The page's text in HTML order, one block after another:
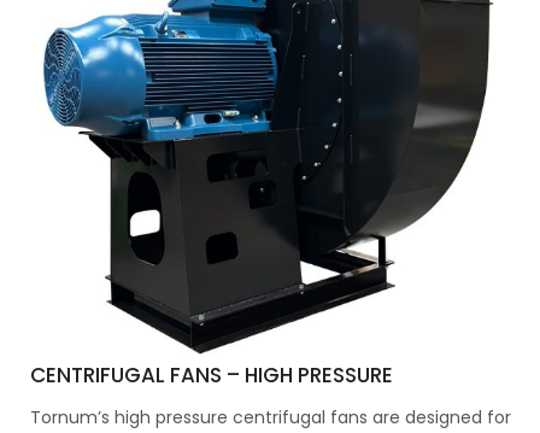
CENTRIFUGAL FANS – HIGH PRESSURE
Tornum’s high pressure centrifugal fans are designed for